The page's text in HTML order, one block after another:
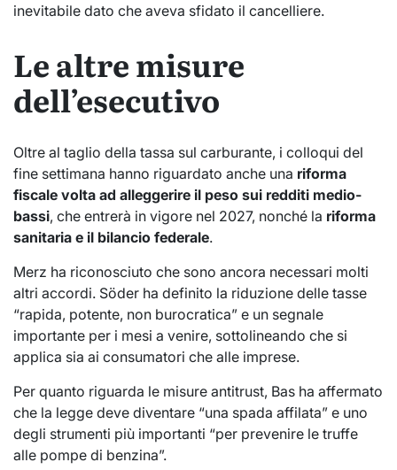
inevitabile dato che aveva sfidato il cancelliere.
Le altre misure
dell’esecutivo
Oltre al taglio della tassa sul carburante, i colloqui del
fine settimana hanno riguardato anche una riforma
fiscale volta ad alleggerire il peso sui redditi medio-
bassi, che entrerà in vigore nel 2027, nonché la riforma
sanitaria e il bilancio federale.
Merz ha riconosciuto che sono ancora necessari molti
altri accordi. Söder ha definito la riduzione delle tasse
“rapida, potente, non burocratica” e un segnale
importante per i mesi a venire, sottolineando che si
applica sia ai consumatori che alle imprese.
Per quanto riguarda le misure antitrust, Bas ha affermato
che la legge deve diventare “una spada affilata” e uno
degli strumenti più importanti “per prevenire le truffe
alle pompe di benzina”.